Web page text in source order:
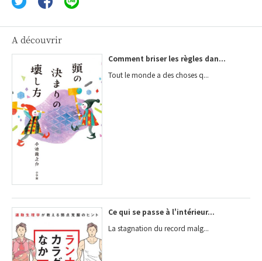
A découvrir
Comment briser les règles dan...
Tout le monde a des choses q...
Ce qui se passe à l'intérieur...
La stagnation du record malg...